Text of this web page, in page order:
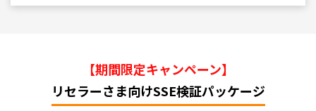
【期間限定キャンペーン】
リセラーさま向けSSE検証パッケージ